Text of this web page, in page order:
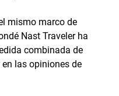
mismo marco de
Nast Traveler ha
combinada de
las opiniones de